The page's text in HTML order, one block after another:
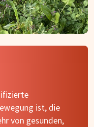
ist, die
von gesunden,